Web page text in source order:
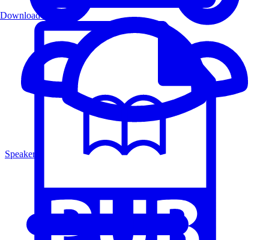
Speakers
Download PDF